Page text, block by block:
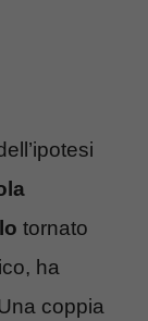
tornato
ha
coppia